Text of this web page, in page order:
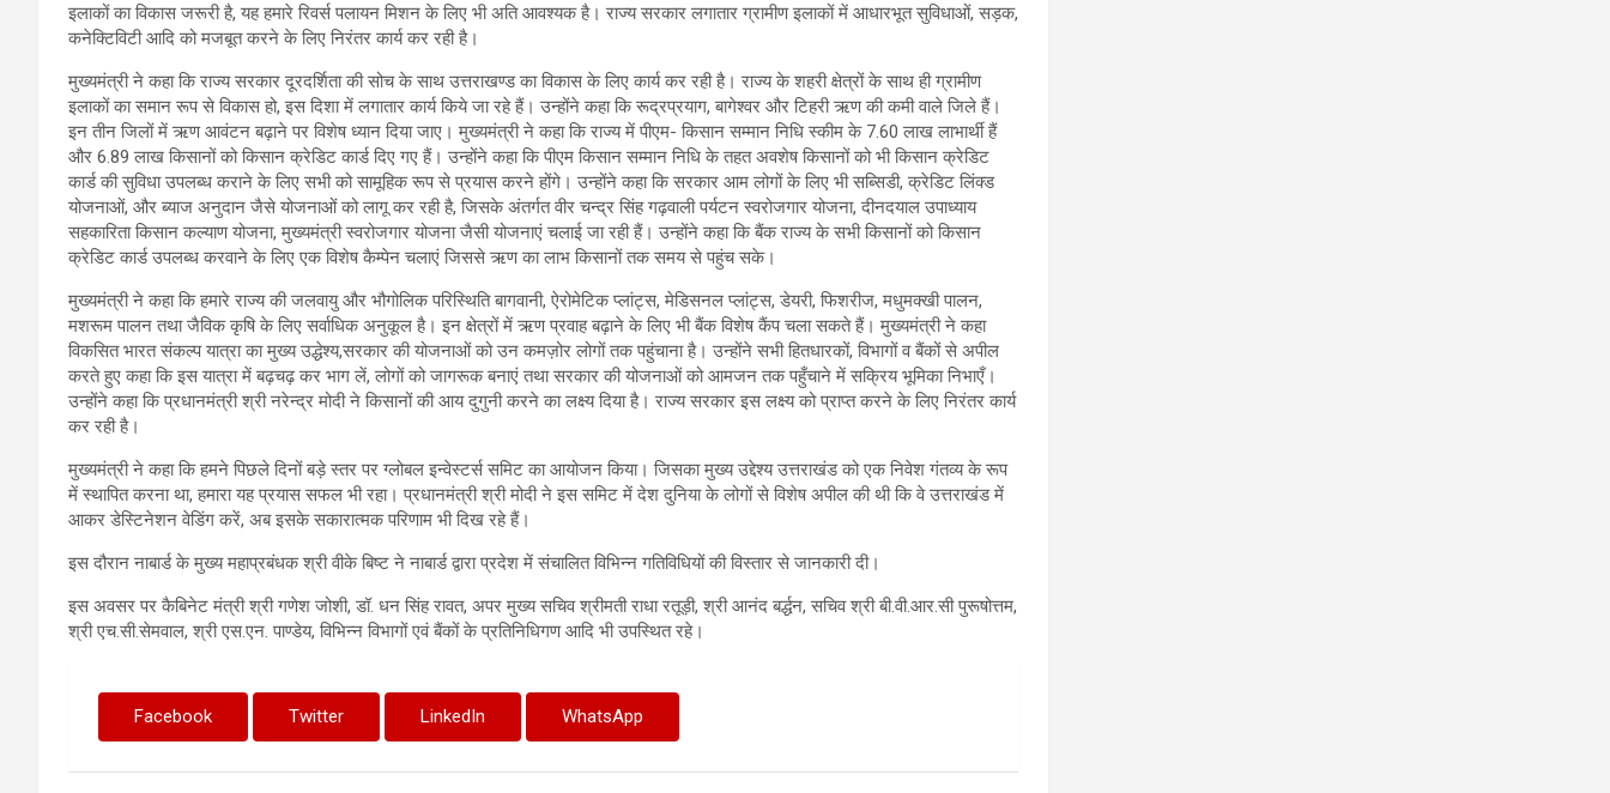
इलाकों का विकास जरूरी है, यह हमारे रिवर्स पलायन मिशन के लिए भी अति आवश्यक है। राज्य सरकार लगातार ग्रामीण इलाकों में आधारभूत सुविधाओं, सड़क,
कनेक्टिविटी आदि को मजबूत करने के लिए निरंतर कार्य कर रही है।
मुख्यमंत्री ने कहा कि राज्य सरकार दूरदर्शिता की सोच के साथ उत्तराखण्ड का विकास के लिए कार्य कर रही है। राज्य के शहरी क्षेत्रों के साथ ही ग्रामीण
इलाकों का समान रूप से विकास हो, इस दिशा में लगातार कार्य किये जा रहे हैं। उन्होंने कहा कि रूद्रप्रयाग, बागेश्वर और टिहरी ऋण की कमी वाले जिले हैं।
इन तीन जिलों में ऋण आवंटन बढ़ाने पर विशेष ध्यान दिया जाए। मुख्यमंत्री ने कहा कि राज्य में पीएम- किसान सम्मान निधि स्कीम के 7.60 लाख लाभार्थी हैं
और 6.89 लाख किसानों को किसान क्रेडिट कार्ड दिए गए हैं। उन्होंने कहा कि पीएम किसान सम्मान निधि के तहत अवशेष किसानों को भी किसान क्रेडिट
कार्ड की सुविधा उपलब्ध कराने के लिए सभी को सामूहिक रूप से प्रयास करने होंगे। उन्होंने कहा कि सरकार आम लोगों के लिए भी सब्सिडी, क्रेडिट लिंक्ड
योजनाओं, और ब्याज अनुदान जैसे योजनाओं को लागू कर रही है, जिसके अंतर्गत वीर चन्द्र सिंह गढ़वाली पर्यटन स्वरोजगार योजना, दीनदयाल उपाध्याय
सहकारिता किसान कल्याण योजना, मुख्यमंत्री स्वरोजगार योजना जैसी योजनाएं चलाई जा रही हैं। उन्होंने कहा कि बैंक राज्य के सभी किसानों को किसान
क्रेडिट कार्ड उपलब्ध करवाने के लिए एक विशेष कैम्पेन चलाएं जिससे ऋण का लाभ किसानों तक समय से पहुंच सके।
मुख्यमंत्री ने कहा कि हमारे राज्य की जलवायु और भौगोलिक परिस्थिति बागवानी, ऐरोमेटिक प्लांट्स, मेडिसनल प्लांट्स, डेयरी, फिशरीज, मधुमक्खी पालन,
मशरूम पालन तथा जैविक कृषि के लिए सर्वाधिक अनुकूल है। इन क्षेत्रों में ऋण प्रवाह बढ़ाने के लिए भी बैंक विशेष कैंप चला सकते हैं। मुख्यमंत्री ने कहा
विकसित भारत संकल्प यात्रा का मुख्य उद्धेश्य,सरकार की योजनाओं को उन कमज़ोर लोगों तक पहुंचाना है। उन्होंने सभी हितधारकों, विभागों व बैंकों से अपील
करते हुए कहा कि इस यात्रा में बढ़चढ़ कर भाग लें, लोगों को जागरूक बनाएं तथा सरकार की योजनाओं को आमजन तक पहुँचाने में सक्रिय भूमिका निभाएँ।
उन्होंने कहा कि प्रधानमंत्री श्री नरेन्द्र मोदी ने किसानों की आय दुगुनी करने का लक्ष्य दिया है। राज्य सरकार इस लक्ष्य को प्राप्त करने के लिए निरंतर कार्य
कर रही है।
मुख्यमंत्री ने कहा कि हमने पिछले दिनों बड़े स्तर पर ग्लोबल इन्वेस्टर्स समिट का आयोजन किया। जिसका मुख्य उद्देश्य उत्तराखंड को एक निवेश गंतव्य के रूप
में स्थापित करना था, हमारा यह प्रयास सफल भी रहा। प्रधानमंत्री श्री मोदी ने इस समिट में देश दुनिया के लोगों से विशेष अपील की थी कि वे उत्तराखंड में
आकर डेस्टिनेशन वेडिंग करें, अब इसके सकारात्मक परिणाम भी दिख रहे हैं।
इस दौरान नाबार्ड के मुख्य महाप्रबंधक श्री वीके बिष्ट ने नाबार्ड द्वारा प्रदेश में संचालित विभिन्न गतिविधियों की विस्तार से जानकारी दी।
इस अवसर पर कैबिनेट मंत्री श्री गणेश जोशी, डॉ. धन सिंह रावत, अपर मुख्य सचिव श्रीमती राधा रतूड़ी, श्री आनंद बर्द्धन, सचिव श्री बी.वी.आर.सी पुरूषोत्तम,
श्री एच.सी.सेमवाल, श्री एस.एन. पाण्डेय, विभिन्न विभागों एवं बैंकों के प्रतिनिधिगण आदि भी उपस्थित रहे।
Facebook Twitter LinkedIn WhatsApp